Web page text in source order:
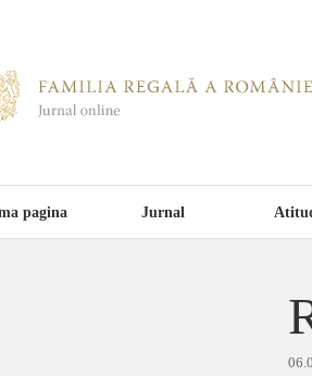
pagina Jurnal